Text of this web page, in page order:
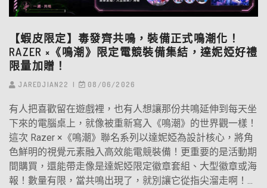
【蝦皮限定】毒發齊共鳴，裝備正式鳴潮化！
RAZER ×《鳴潮》限定電競裝備集結，達妮婭好禮
限量加贈！
JAREDJIAN22 08/06/2026
有人把喜歡留在遊戲裡，也有人想讓那份共鳴延伸到每天坐
下來的電腦桌上，就像被重新寫入《鳴潮》的世界觀一樣！
這次 Razer ×《鳴潮》聯名系列以達妮婭為設計核心，將角
色鮮明的視覺元素融入高效能電競裝備！更重要的是活動期
間購買，還能帶走像是達妮婭限定徽章套組、大型徽章或海
報！數量有限，當共鳴出現了，就別讓它從指尖溜走啊！...